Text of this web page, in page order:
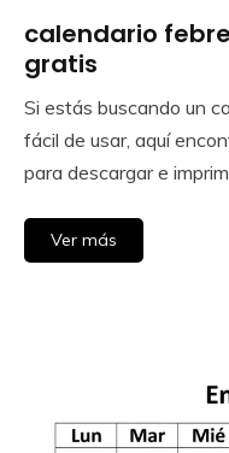
Calendar
Gratis
calendario
gratis
August
28,
2025
Calendar
Si estás buscando un
fácil de usar, aquí
para descargar e
Ver más